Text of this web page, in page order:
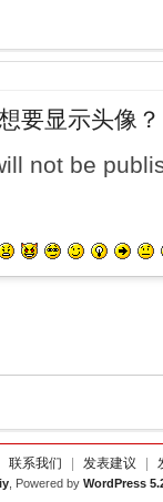
要显示头像？
not be
联系我们 发表建议
, Powered by WordPress